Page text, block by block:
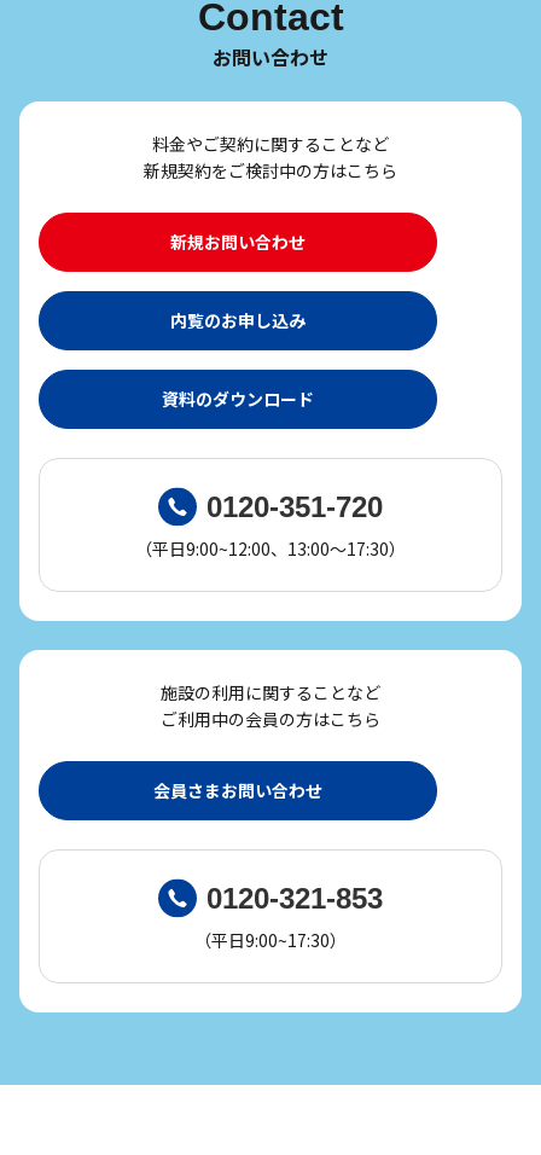
Contact
お問い合わせ
料金やご契約に関することなど
新規契約をご検討中の方はこちら
新規お問い合わせ
内覧のお申し込み
資料のダウンロード
0120-351-720
（平日9:00~12:00、13:00～17:30）
施設の利用に関することなど
ご利用中の会員の方はこちら
会員さまお問い合わせ
0120-321-853
（平日9:00~17:30）